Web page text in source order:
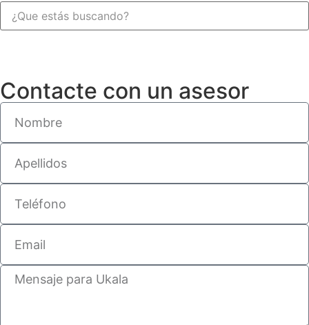
Contacte con un asesor